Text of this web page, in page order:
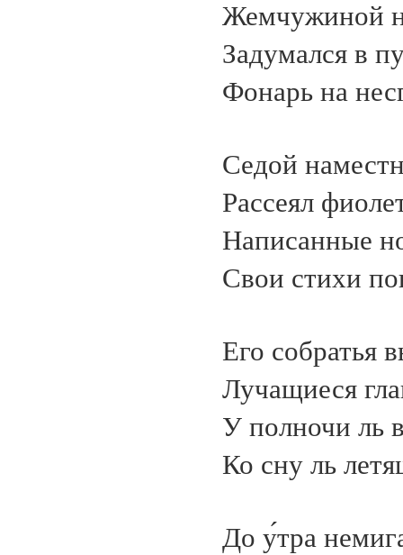
Жемчужиной
Задумался в
Фонарь на
Седой
Рассеял
Написанные
Свои стихи
Его собратья
Лучащиеся
У полночи ль
Ко сну ль
До у́тра